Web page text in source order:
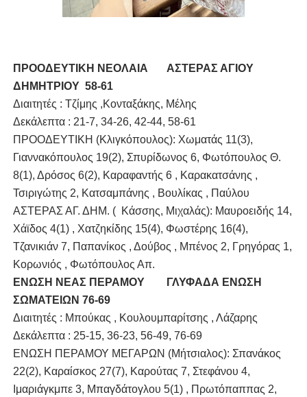
ΠΡΟΟΔΕΥΤΙΚΗ ΝΕΟΛΑΙΑ
ΑΣΤΕΡΑΣ ΑΓΙΟΥ
ΔΗΜΗΤΡΙΟΥ 58-61
Διαιτητές : Τζίμης ,Κονταξάκης, Μέλης
Δεκάλεπτα : 21-7, 34-26, 42-44, 58-61
ΠΡΟΟΔΕΥΤΙΚΗ (Κλιγκόπουλος): Χωματάς 11(3),
Γιαννακόπουλος 19(2), Σπυρίδωνος 6, Φωτόπουλος Θ.
8(1), Δρόσος 6(2), Καραφαντής 6 , Καρακατσάνης ,
Τσιριγώτης 2, Κατσαμπάνης , Βουλίκας , Παύλου
ΑΣΤΕΡΑΣ ΑΓ. ΔΗΜ. ( Κάσσης, Μιχαλάς): Μαυροειδής 14,
Χάϊδος 4(1) , Χατζηκίδης 15(4), Φωστέρης 16(4),
Τζανικιάν 7, Παπανίκος , Δούβος , Μπένος 2, Γρηγόρας 1,
Κορωνιός , Φωτόπουλος Απ.
ΕΝΩΣΗ ΝΕΑΣ ΠΕΡΑΜΟΥ
ΓΛΥΦΑΔΑ ΕΝΩΣΗ
ΣΩΜΑΤΕΙΩΝ 76-69
Διαιτητές : Μπούκας , Κουλουμπαρίτσης , Λάζαρης
Δεκάλεπτα : 25-15, 36-23, 56-49, 76-69
ΕΝΩΣΗ ΠΕΡΑΜΟΥ ΜΕΓΑΡΩΝ (Μήτσιαλος): Σπανάκος
22(2), Καραίσκος 27(7), Καρούτας 7, Στεφάνου 4,
Ιμαριάγκμπε 3, Μπαγδάτογλου 5(1) , Πρωτόπαππας 2,